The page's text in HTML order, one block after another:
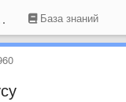
База знаний